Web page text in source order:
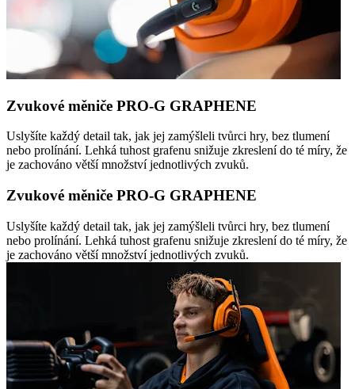
Zvukové měniče PRO-G GRAPHENE
Uslyšíte každý detail tak, jak jej zamýšleli tvůrci hry, bez tlumení
nebo prolínání. Lehká tuhost grafenu snižuje zkreslení do té míry, že
je zachováno větší množství jednotlivých zvuků.
Zvukové měniče PRO-G GRAPHENE
Uslyšíte každý detail tak, jak jej zamýšleli tvůrci hry, bez tlumení
nebo prolínání. Lehká tuhost grafenu snižuje zkreslení do té míry, že
je zachováno větší množství jednotlivých zvuků.